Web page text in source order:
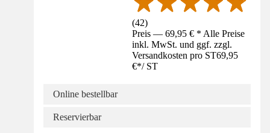
(42)
Preis — 69,95 € * Alle Preise
inkl. MwSt. und ggf. zzgl.
Versandkosten pro ST69,95
€*/ ST
Online bestellbar
Reservierbar